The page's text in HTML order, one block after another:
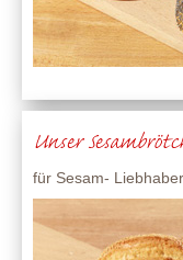
Unser
für Sesam- Liebhaber